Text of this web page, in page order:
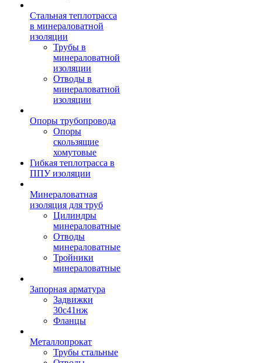
Стальная теплотрасса
в минераловатной
изоляции
Трубы в
минераловатной
изоляции
Отводы в
минераловатной
изоляции
Опоры трубопровода
Опоры
скользящие
хомутовые
Гибкая теплотрасса в
ППУ изоляции
Минераловатная
изоляция для труб
Цилиндры
минераловатные
Отводы
минераловатные
Тройники
минераловатные
Запорная арматура
Задвижки
30с41нж
Фланцы
Металлопрокат
Трубы стальные